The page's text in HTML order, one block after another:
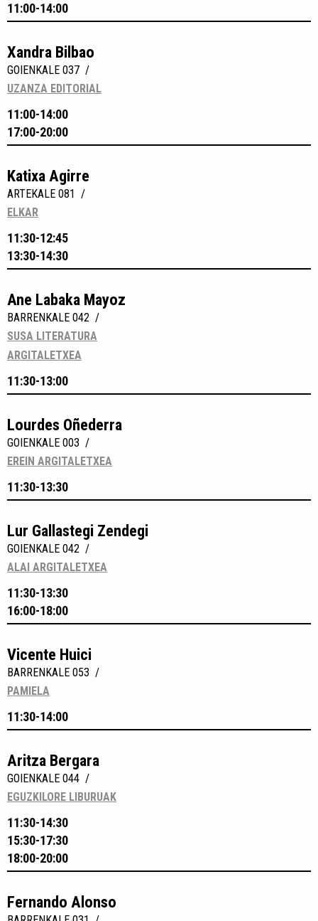
11:00-14:00
Xandra Bilbao
GOIENKALE 037 /
UZANZA EDITORIAL
11:00-14:00
17:00-20:00
Katixa Agirre
ARTEKALE 081 /
ELKAR
11:30-12:45
13:30-14:30
Ane Labaka Mayoz
BARRENKALE 042 /
SUSA LITERATURA
ARGITALETXEA
11:30-13:00
Lourdes Oñederra
GOIENKALE 003 /
EREIN ARGITALETXEA
11:30-13:30
Lur Gallastegi Zendegi
GOIENKALE 042 /
ALAI ARGITALETXEA
11:30-13:30
16:00-18:00
Vicente Huici
BARRENKALE 053 /
PAMIELA
11:30-14:00
Aritza Bergara
GOIENKALE 044 /
EGUZKILORE LIBURUAK
11:30-14:30
15:30-17:30
18:00-20:00
Fernando Alonso